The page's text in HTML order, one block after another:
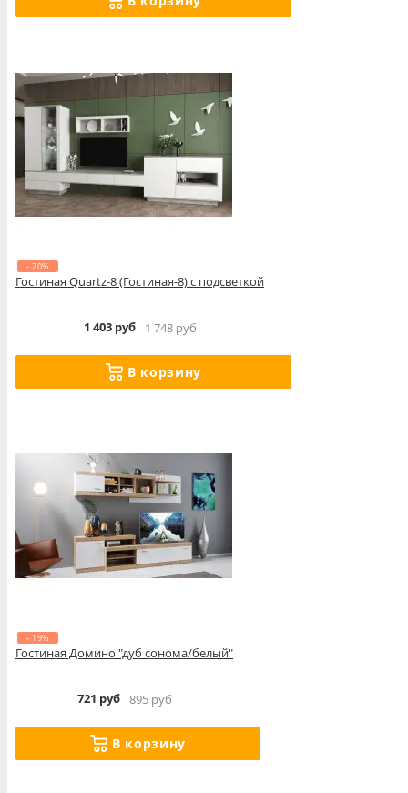
- 20%
Гостиная Quartz-8 (Гостиная-8) с подсветкой
1 403 руб 1 748 руб
В корзину
- 19%
Гостиная Домино "дуб сонома/белый"
721 руб 895 руб
В корзину